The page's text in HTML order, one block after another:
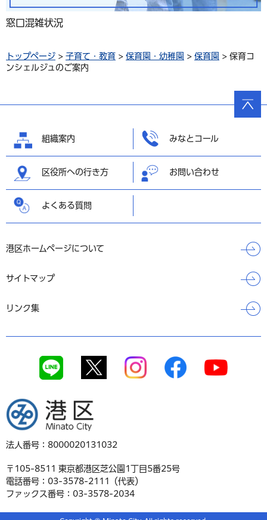
窓口混雑状況
トップページ > 子育て・教育 > 保育園・幼稚園 > 保育園 > 保育コ
ンシェルジュのご案内
組織案内 みなとコール
区役所への行き方 お問い合わせ
よくある質問
港区ホームページについて
サイトマップ
リンク集
港区
法人番号：8000020131032
〒105-8511 東京都港区芝公園1丁目5番25号
電話番号：03-3578-2111（代表）
ファックス番号：03-3578-2034
ページ
の先頭